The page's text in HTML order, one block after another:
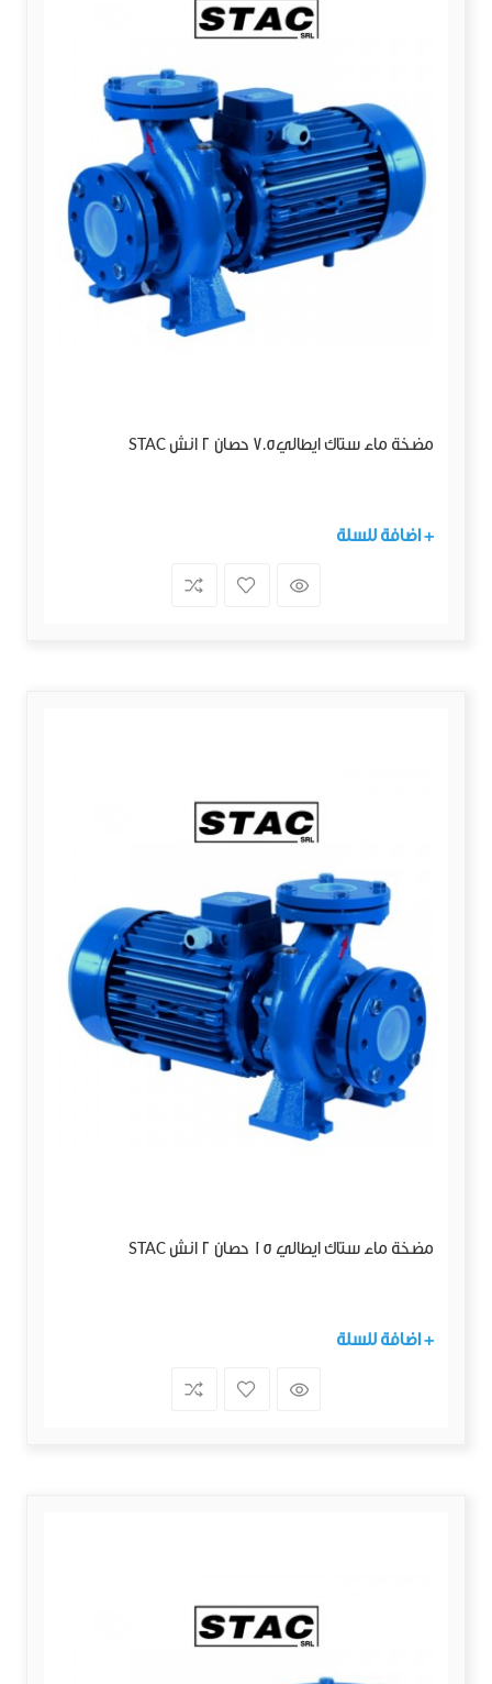
مضخة ماء ستاك ايطالي7.5 حصان 2 انش STAC
+ اضافة للسلة
مضخة ماء ستاك ايطالي 15 حصان 2 انش STAC
+ اضافة للسلة